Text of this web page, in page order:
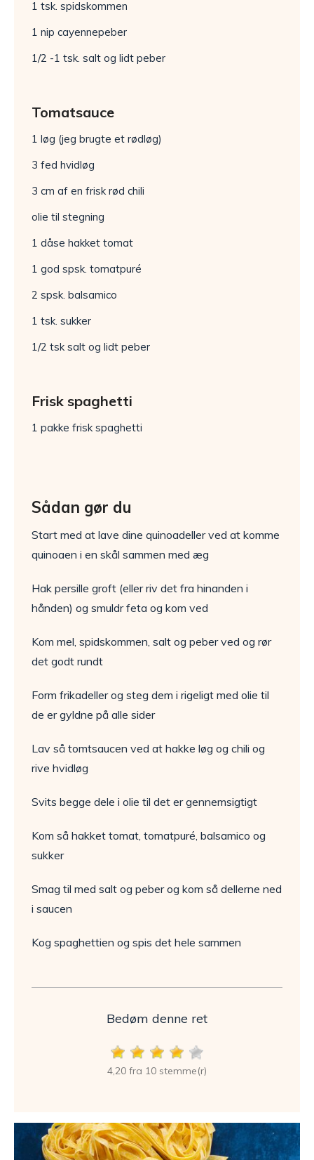
1 tsk. spidskommen
1 nip cayennepeber
1/2 -1 tsk. salt og lidt peber
Tomatsauce
1 løg (jeg brugte et rødløg)
3 fed hvidløg
3 cm af en frisk rød chili
olie til stegning
1 dåse hakket tomat
1 god spsk. tomatpuré
2 spsk. balsamico
1 tsk. sukker
1/2 tsk salt og lidt peber
Frisk spaghetti
1 pakke frisk spaghetti
Sådan gør du
Start med at lave dine quinoadeller ved at komme
quinoaen i en skål sammen med æg
Hak persille groft (eller riv det fra hinanden i
hånden) og smuldr feta og kom ved
Kom mel, spidskommen, salt og peber ved og rør
det godt rundt
Form frikadeller og steg dem i rigeligt med olie til
de er gyldne på alle sider
Lav så tomtsaucen ved at hakke løg og chili og
rive hvidløg
Svits begge dele i olie til det er gennemsigtigt
Kom så hakket tomat, tomatpuré, balsamico og
sukker
Smag til med salt og peber og kom så dellerne ned
i saucen
Kog spaghettien og spis det hele sammen
Bedøm denne ret
4,20 fra 10 stemme(r)